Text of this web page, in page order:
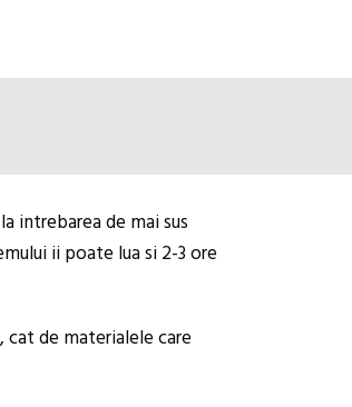
intrebarea de mai sus
ii poate lua si 2-3 ore
de materialele care